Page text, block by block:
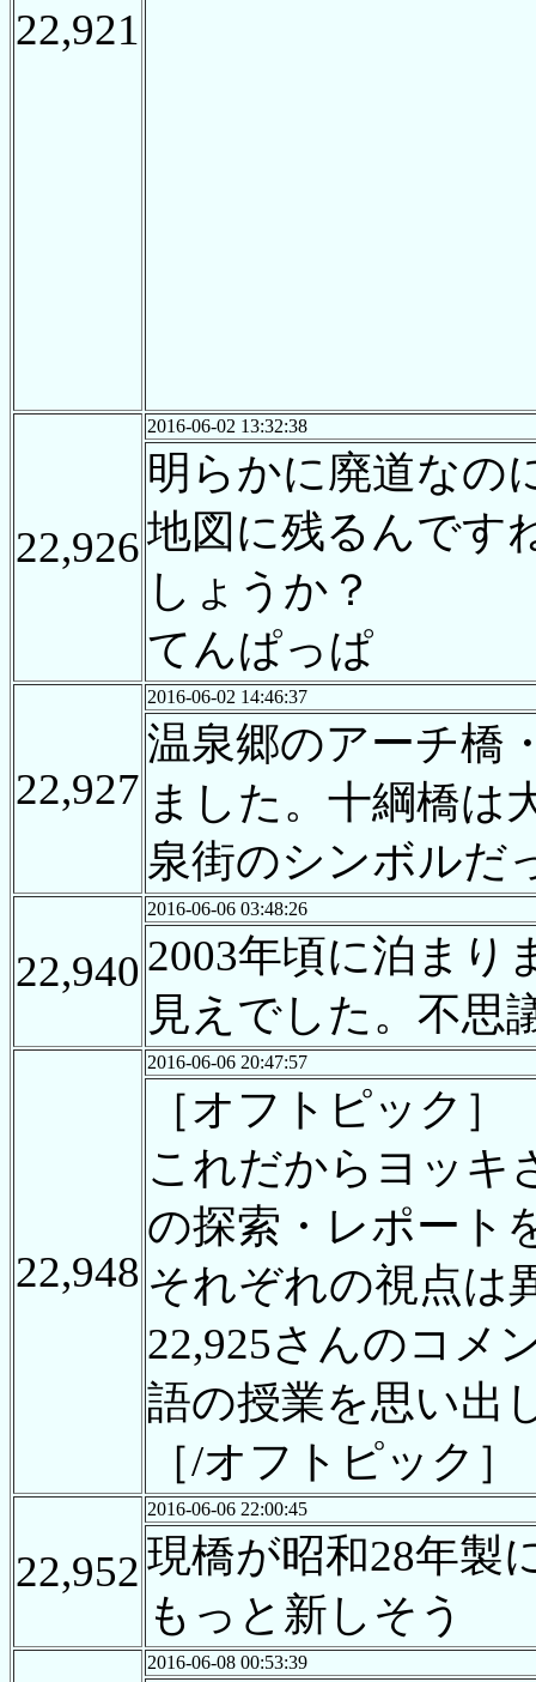
22,921
22,926
2016-06-02 13:32:38
明らかに廃道なの
地図に残るんです
しょうか？
てんぱっぱ
22,927
2016-06-02 14:46:37
温泉郷のアーチ橋
ました。十綱橋は
泉街のシンボルだ
22,940
2016-06-06 03:48:26
2003年頃に泊まり
見えでした。不思
22,948
2016-06-06 20:47:57
［オフトピック］
これだからヨッキ
の探索・レポート
それぞれの視点は
22,925さんのコメ
語の授業を思い出
［/オフトピック］
22,952
2016-06-06 22:00:45
現橋が昭和28年製
もっと新しそう
2016-06-08 00:53:39